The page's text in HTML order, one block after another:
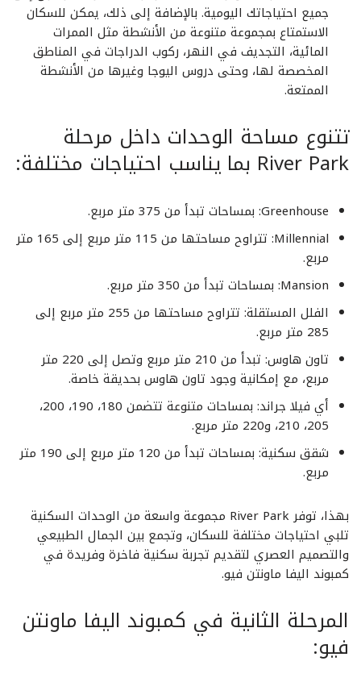
جميع احتياجاتك اليومية. بالإضافة إلى ذلك، يمكن للسكان
الاستمتاع بمجموعة متنوعة من الأنشطة مثل الممرات
المائية، التجديف في النهر، ركوب الدراجات في المناطق
المخصصة لها، وحتى دروس اليوجا وغيرها من الأنشطة
الممتعة.
تتنوع مساحة الوحدات داخل مرحلة
River Park بما يناسب احتياجات مختلفة:
Greenhouse: بمساحات تبدأ من 375 متر مربع.
Millennial: تتراوح مساحتها من 115 متر مربع إلى 165 متر
مربع.
Mansion: بمساحات تبدأ من 350 متر مربع.
الفلل المستقلة: تتراوح مساحتها من 255 متر مربع إلى
285 متر مربع.
تاون هاوس: تبدأ من 210 متر مربع وتصل إلى 220 متر
مربع، مع إمكانية وجود تاون هاوس بحديقة خاصة.
أي فيلا جراند: بمساحات متنوعة تتضمن 180، 190، 200،
205، 210، و220 متر مربع.
شقق سكنية: بمساحات تبدأ من 120 متر مربع إلى 190 متر
مربع.
بهذا، توفر River Park مجموعة واسعة من الوحدات السكنية
تلبي احتياجات مختلفة للسكان، وتجمع بين الجمال الطبيعي
والتصميم العصري لتقديم تجربة سكنية فاخرة وفريدة في
كمبوند اليفا ماونتن فيو.
المرحلة الثانية في كمبوند اليفا ماونتن
فيو: